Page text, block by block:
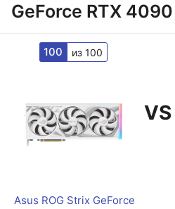
GeForce RTX 4090
100 из 100
VS
Asus ROG Strix GeForce